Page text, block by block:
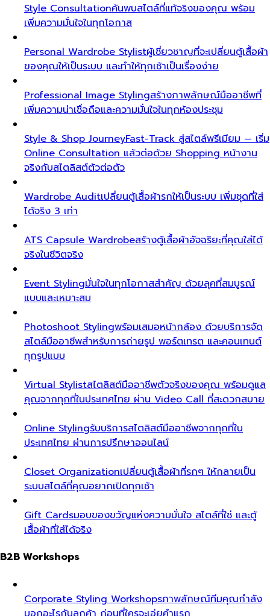
Style Consultationค้นพบสไตล์ที่แท้จริงของคุณ พร้อม
เพิ่มความมั่นใจในทุกโอกาส
Personal Wardrobe Stylistผู้เชี่ยวชาญที่จะเปลี่ยนตู้เสื้อผ้า
ของคุณให้เป็นระบบ และทำให้ทุกเช้าเป็นเรื่องง่าย
Professional Image Stylingสร้างภาพลักษณ์มืออาชีพที่
เพิ่มความน่าเชื่อถือและความมั่นใจในทุกห้องประชุม
Style & Shop JourneyFast-Track สู่สไตล์พรีเมียม — เริ่ม
Online Consultation แล้วต่อด้วย Shopping หน้างาน
จริงกับสไตลิสต์ตัวต่อตัว
Wardrobe Auditเปลี่ยนตู้เสื้อผ้ารกให้เป็นระบบ เพิ่มชุดที่ใส่
ได้จริง 3 เท่า
ATS Capsule Wardrobeสร้างตู้เสื้อผ้าอัจฉริยะที่คุณใส่ได้
จริงในชีวิตจริง
Event Stylingมั่นใจในทุกโอกาสสำคัญ ด้วยลุคที่สมบูรณ์
แบบและเหมาะสม
Photoshoot Stylingพร้อมเสมอหน้ากล้อง ด้วยบริการจัด
สไตล์มืออาชีพสำหรับการถ่ายรูป พอร์ตเทรต และคอนเทนต์
ทุกรูปแบบ
Virtual Stylistสไตลิสต์มืออาชีพตัวจริงของคุณ พร้อมดูแล
คุณจากทุกที่ในประเทศไทย ผ่าน Video Call ที่สะดวกสบาย
Online Stylingรับบริการสไตลิสต์มืออาชีพจากทุกที่ใน
ประเทศไทย ผ่านการปรึกษาออนไลน์
Closet Organizationเปลี่ยนตู้เสื้อผ้าที่รกๆ ให้กลายเป็น
ระบบสไตล์ที่คุณอยากเปิดทุกเช้า
Gift Cardsมอบของขวัญแห่งความมั่นใจ สไตล์ที่ใช่ และตู้
เสื้อผ้าที่ใส่ได้จริง
B2B Workshops
Corporate Styling Workshopsภาพลักษณ์ทีมคุณกำลัง